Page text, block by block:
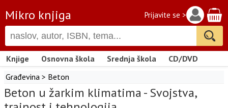
Mikro knjiga Prijavite se >
Knjige Osnovna škola Srednja škola
CD/DVD
Građevina > Beton
Beton u žarkim klimatima - Svojstva,